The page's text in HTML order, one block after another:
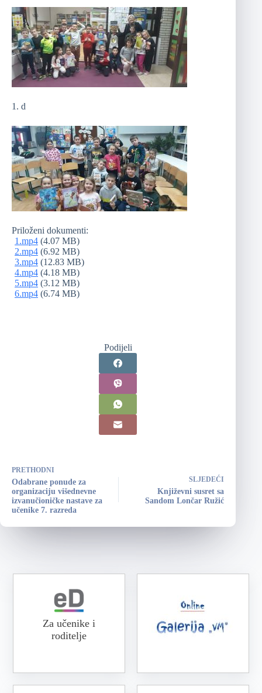
1. d
Priloženi dokumenti:
1.mp4(4.07 MB)
2.mp4(6.92 MB)
3.mp4(12.83 MB)
4.mp4(4.18 MB)
5.mp4(3.12 MB)
6.mp4(6.74 MB)
Podijeli
PRETHODNI
Odabrane ponude za
organizaciju višednevne
izvanučioničke nastave za
učenike 7. razreda
SLJEDEĆI
Književni susret sa
Sandom Lončar Ružić
Za učenike i
roditelje